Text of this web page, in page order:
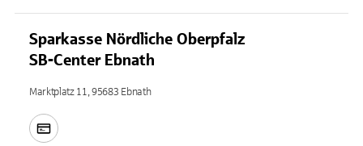
Sparkasse Nördliche Oberpfalz
SB-Center Ebnath
Marktplatz 11, 95683 Ebnath